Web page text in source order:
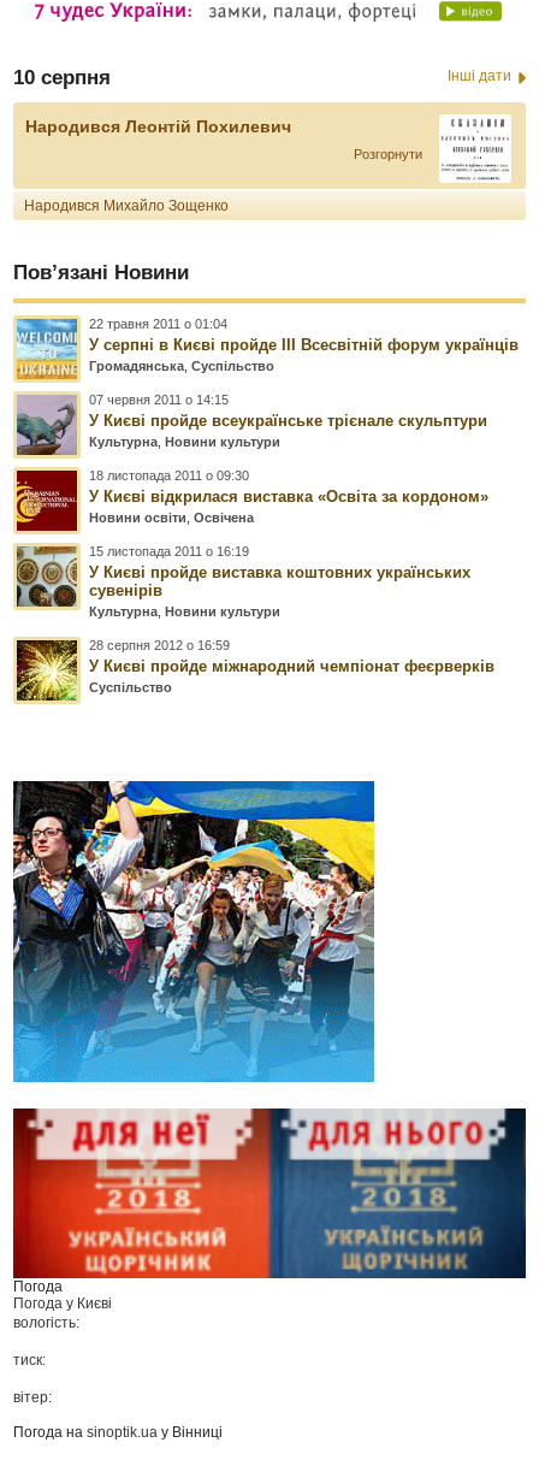
10 серпня Інші дати
Народився Леонтій Похилевич
Розгорнути
Народився Михайло Зощенко
Пов’язані Новини
22 травня 2011 о 01:04
У серпні в Києві пройде ІІІ Всесвітній форум українців
Громадянська ,Суспільство
07 червня 2011 о 14:15
У Києві пройде всеукраїнське трієнале скульптури
Культурна ,Новини культури
18 листопада 2011 о 09:30
У Києві відкрилася виставка «Освіта за кордоном»
Новини освіти ,Освічена
15 листопада 2011 о 16:19
У Києві пройде виставка коштовних українських
сувенірів
Культурна ,Новини культури
28 серпня 2012 о 16:59
У Києві пройде міжнародний чемпіонат феєрверків
Суспільство
Погода
Погода у Києві
вологість:
тиск:
вітер:
Погода наsinoptik.ua у Вінниці